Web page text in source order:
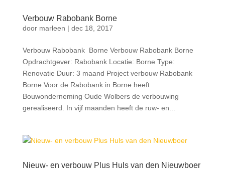
Verbouw Rabobank Borne
door marleen | dec 18, 2017
Verbouw Rabobank Borne Verbouw Rabobank Borne
Opdrachtgever: Rabobank Locatie: Borne Type:
Renovatie Duur: 3 maand Project verbouw Rabobank
Borne Voor de Rabobank in Borne heeft
Bouwonderneming Oude Wolbers de verbouwing
gerealiseerd. In vijf maanden heeft de ruw- en...
Nieuw- en verbouw Plus Huls van den Nieuwboer